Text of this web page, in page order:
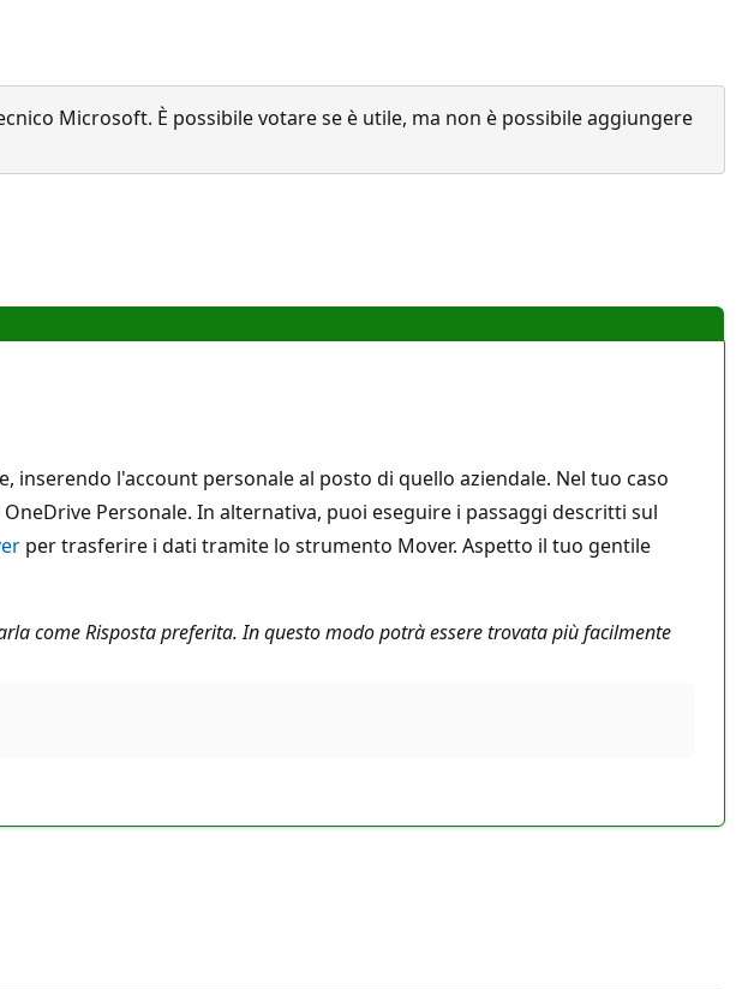
Microsoft. È possibile votare se è utile, ma non è possibile aggiungere
l'account personale al posto di quello aziendale. Nel tuo caso
Personale. In alternativa, puoi eseguire i passaggi descritti sul
per trasferire i dati tramite lo strumento Mover. Aspetto il tuo gentile
come Risposta preferita. In questo modo potrà essere trovata più facilmente